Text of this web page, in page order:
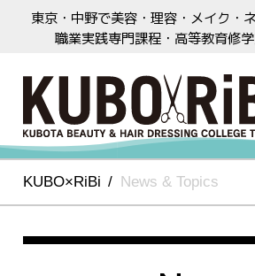
東京・中野で美容・理容・メイク・
職業実践専門課程・高等教育修
KUBO×RiBi News & Topics